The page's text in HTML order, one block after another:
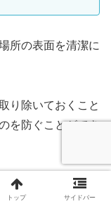
所の表面を清潔に
り除いておくこと
を防ぐことができ
ールにダメージを
トップ サイドバー